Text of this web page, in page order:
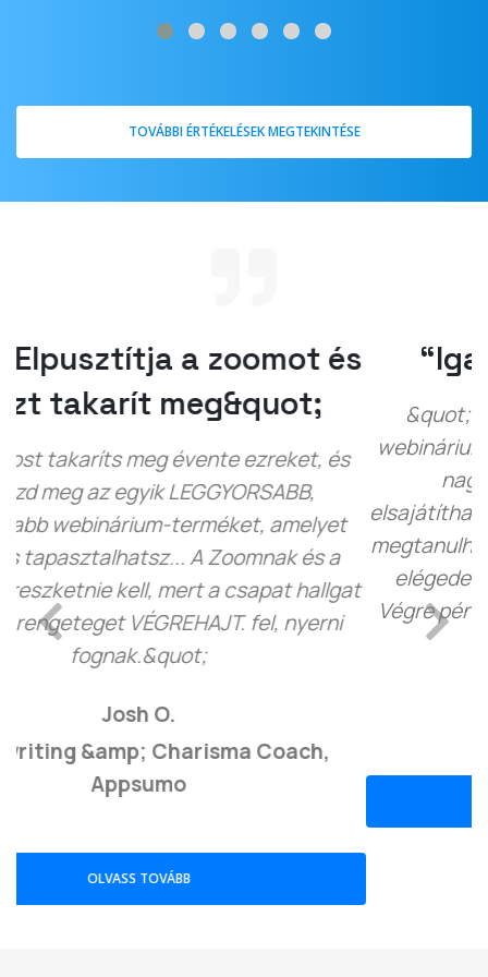
TOVÁBBI ÉRTÉKELÉSEK MEGTEKINTÉSE
“Igazán szolid termék!”
&quot;Egy ideje szerettem volna fizetős
webináriumokat szervezni, de más szoftverek
nagyon költségesek és nehezen
elsajátíthatóak. A LiveWebinar nagyon könnyen
megtanulható, és megéri az árát. Eddig nagyon
elégedett vagyok vele, és nagyon ajánlom.
Végre pénzt keresek webináriumokkal!&quot;
Tamica S.
Vezetőedző, Capterra
Previous Next